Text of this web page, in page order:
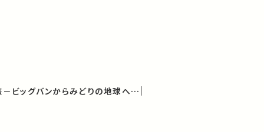
137億年の「物質」の旅－ビッグバンからみどりの地球へ（学術俯瞰講義）